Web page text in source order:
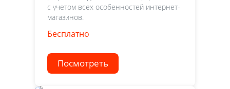
с учетом всех особенностей интернет-
магазинов.
Бесплатно
Посмотреть